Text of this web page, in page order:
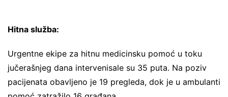
Hitna služba:
Urgentne ekipe za hitnu medicinsku pomoć u toku
jučerašnjeg dana intervenisale su 35 puta. Na poziv
pacijenata obavljeno je 19 pregleda, dok je u ambulanti